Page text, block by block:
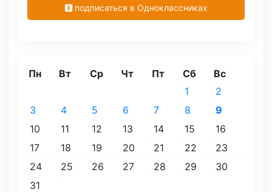
подписаться в Одноклассниках
Пн Вт Ср Чт Пт Сб Вс
1
2
3
4 5 6 7 8
9
10
11 12 13 14 15
16
17
18 19 20 21 22
23
24
25 26 27 28 29
30
31